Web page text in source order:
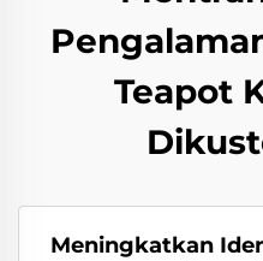
Teapot
Meningkatkan